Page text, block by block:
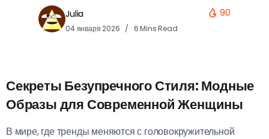
Julia
04 января 2026 6 Mins Read
90
Секреты Безупречного Стиля: Модные
Образы для Современной Женщины
В мире, где тренды меняются с головокружительной